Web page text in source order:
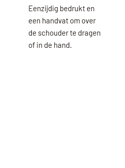
Eenzijdig bedrukt en
een handvat om over
de schouder te dragen
of in de hand.